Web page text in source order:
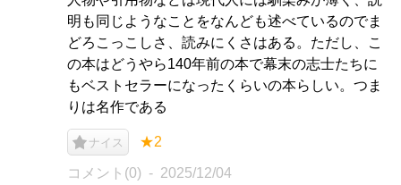
明も同じようなことをなんども述べているのでま
どろこっこしさ、読みにくさはある。ただし、こ
の本はどうやら140年前の本で幕末の志士たちに
もベストセラーになったくらいの本らしい。つま
りは名作である
ナイス ★2
コメント(0) 2025/12/04